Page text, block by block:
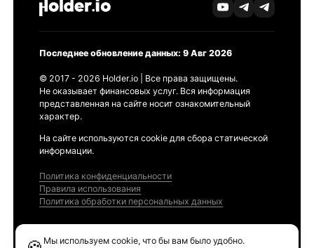
Последнее обновление данных: 9 Авг 2026
© 2017 - 2026 Holder.io | Все права защищены.
Не оказывает финансовых услуг. Вся информация
представленная на сайте носит ознакомительный
характер.
На сайте используются cookie для сбора статической
информации.
Политика конфиденциальности
Правила использования
Политика обработки персональных данных
Мы используем cookie, что бы вам было удобно.